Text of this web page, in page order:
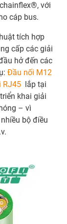
với
cáp bus.
tích hợp
cấp các giải
hở đến các
Đầu nối M12
RJ45 lắp tại
khai giải
– vì
bộ điều